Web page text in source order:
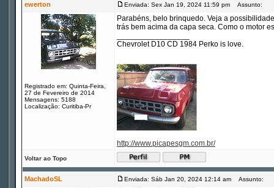
ewerton Enviada: Sex Jan 19, 2024 11:59 pm Assunto:
Registrado em: Quinta-Feira,
27 de Fevereiro de 2014
Mensagens: 5188
Localização: Curitiba-Pr
Parabéns, belo brinquedo. Veja a
trás bem acima da capa seca. Como o motor
Chevrolet D10 CD 1984 Perko is love.
http://www.picapesgm.com.br/
Voltar ao Topo
MachadoSL Enviada: Sáb Jan 20, 2024 12:14 am Assunto: